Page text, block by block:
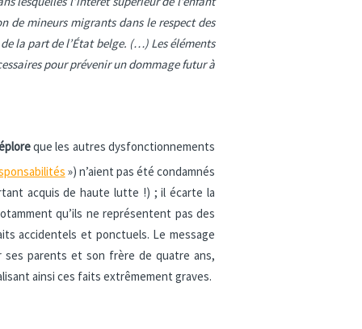
de mineurs migrants dans le respect des
la part del’État belge. (…) Les éléments
pour prévenir un dommage futur à
que les autres dysfonctionnements
») n’aient pas été condamnés
acquis de haute lutte !) ; il écarte la
qu’ils ne représentent pas des
accidentels et ponctuels. Le message
ses parents et son frère de quatre ans,
ainsi ces faits extrêmement graves.